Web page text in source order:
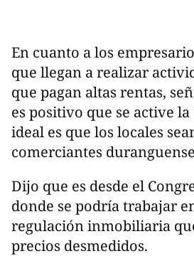
En cuanto a los
que llegan a realizar
que pagan altas rentas,
es positivo que se active
ideal es que los locales
comerciantes
Dijo que es desde el
donde se podría trabajar
regulación inmobiliaria
precios desmedidos.